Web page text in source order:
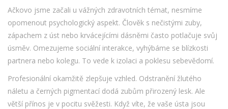
Ačkovo jsme začali u vážných zdravotních témat, nesmíme
opomenout psychologický aspekt. Člověk s nečistými zuby,
zápachem z úst nebo krvácejícími dásněmi často potlačuje svůj
úsměv. Omezujeme sociální interakce, vyhýbáme se blízkosti
partnera nebo kolegu. To vede k izolaci a poklesu sebevědomí.
Profesionální okamžitě zlepšuje vzhled. Odstranění žlutého
náletu a černých pigmentací dodá zubům přirozený lesk. Ale
větší přínos je v pocitu svěžesti. Když víte, že vaše ústa jsou